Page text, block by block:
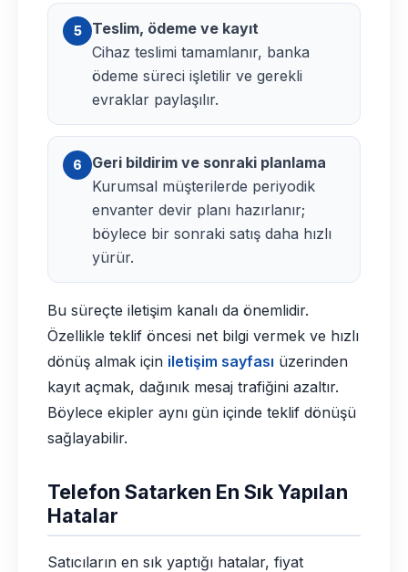
5
Teslim, ödeme ve kayıt
Cihaz teslimi tamamlanır, banka
ödeme süreci işletilir ve gerekli
evraklar paylaşılır.
6
Geri bildirim ve sonraki planlama
Kurumsal müşterilerde periyodik
envanter devir planı hazırlanır;
böylece bir sonraki satış daha hızlı
yürür.
Bu süreçte iletişim kanalı da önemlidir.
Özellikle teklif öncesi net bilgi vermek ve hızlı
dönüş almak için iletişim sayfası üzerinden
kayıt açmak, dağınık mesaj trafiğini azaltır.
Böylece ekipler aynı gün içinde teklif dönüşü
sağlayabilir.
Telefon Satarken En Sık Yapılan
Hatalar
Satıcıların en sık yaptığı hatalar, fiyat